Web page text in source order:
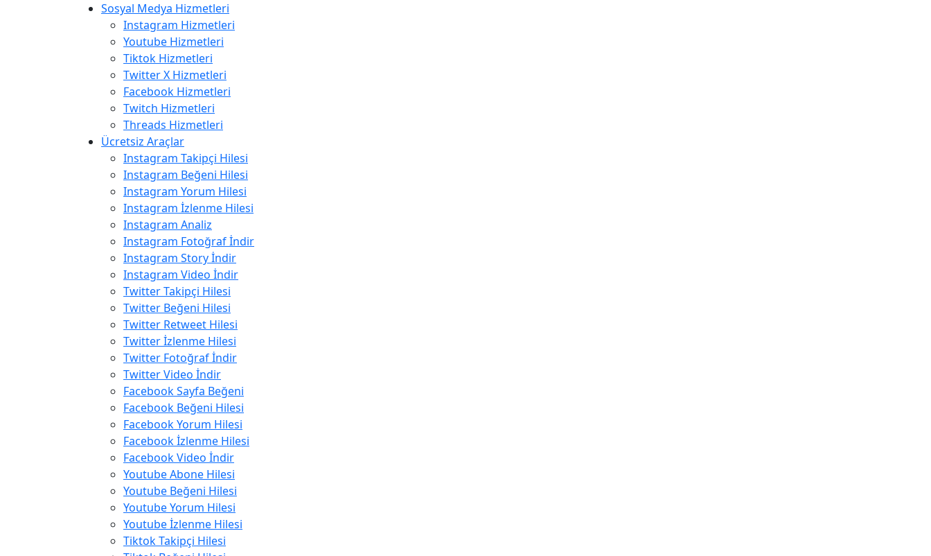
Sosyal Medya Hizmetleri
Instagram Hizmetleri
Youtube Hizmetleri
Tiktok Hizmetleri
Twitter X Hizmetleri
Facebook Hizmetleri
Twitch Hizmetleri
Threads Hizmetleri
Ücretsiz Araçlar
Instagram Takipçi Hilesi
Instagram Beğeni Hilesi
Instagram Yorum Hilesi
Instagram İzlenme Hilesi
Instagram Analiz
Instagram Fotoğraf İndir
Instagram Story İndir
Instagram Video İndir
Twitter Takipçi Hilesi
Twitter Beğeni Hilesi
Twitter Retweet Hilesi
Twitter İzlenme Hilesi
Twitter Fotoğraf İndir
Twitter Video İndir
Facebook Sayfa Beğeni
Facebook Beğeni Hilesi
Facebook Yorum Hilesi
Facebook İzlenme Hilesi
Facebook Video İndir
Youtube Abone Hilesi
Youtube Beğeni Hilesi
Youtube Yorum Hilesi
Youtube İzlenme Hilesi
Tiktok Takipçi Hilesi